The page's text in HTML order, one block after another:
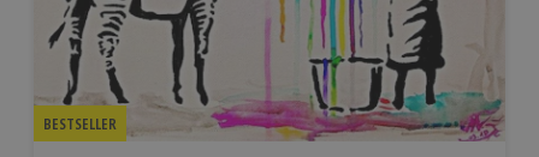
BESTSELLER